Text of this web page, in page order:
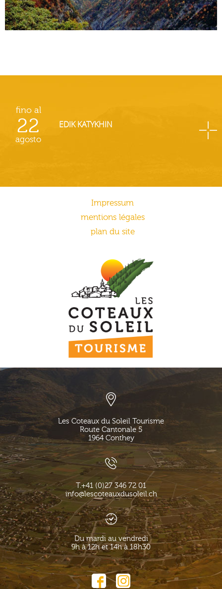
fino al
22
agosto
EDIK KATYKHIN
Impressum
mentions légales
plan du site
Les Coteaux du Soleil Tourisme
Route Cantonale 5
1964 Conthey
T.+41 (0)27 346 72 01
info@lescoteauxdusoleil.ch
Du mardi au vendredi
9h à 12h et 14h à 18h30